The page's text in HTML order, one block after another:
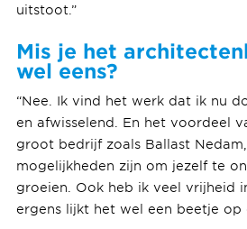
uitstoot.”
Mis je het
wel eens?
“Nee. Ik vind het werk dat ik nu
en afwisselend. En het voordeel
groot bedrijf zoals Ballast
mogelijkheden zijn om jezelf te
groeien. Ook heb ik veel vrijheid
ergens lijkt het wel een beetje op